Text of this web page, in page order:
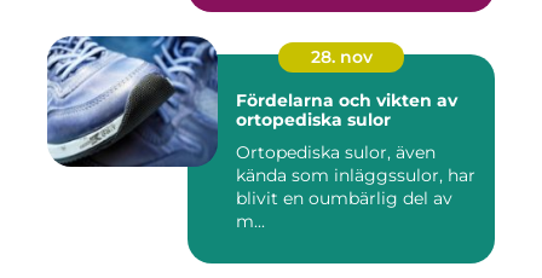
28. nov
Fördelarna och vikten av
ortopediska sulor
Ortopediska sulor, även
kända som inläggssulor, har
blivit en oumbärlig del av
m...